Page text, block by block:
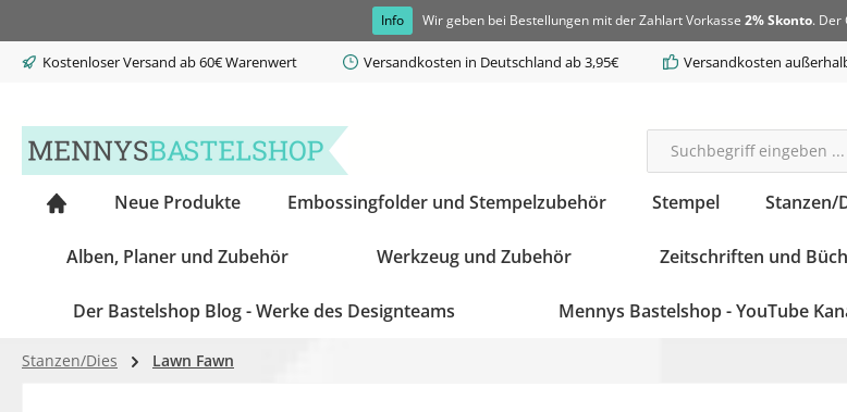
Info Wir geben bei Bestellungen mit der Zahlart Vorkasse 2% Skonto. Der
Kostenloser Versand ab 60€ Warenwert Versandkosten in Deutschland ab 3,95€ Versandkosten
Neue Produkte Embossingfolder und Stempelzubehör Stempel Stanzen/
Alben, Planer und Zubehör Werkzeug und Zubehör Zeitschriften und
Der Bastelshop Blog - Werke des Designteams Mennys Bastelshop - YouTube
Stanzen/Dies Lawn Fawn